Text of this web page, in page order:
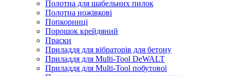
Полотна для шабельних пилок
Полотна ножівкові
Попкорниці
Порошок крейдяний
Праски
Приладдя для вібраторів для бетону
Приладдя для Multi-Tool DeWALT
Приладдя для Multi-Tool побутової